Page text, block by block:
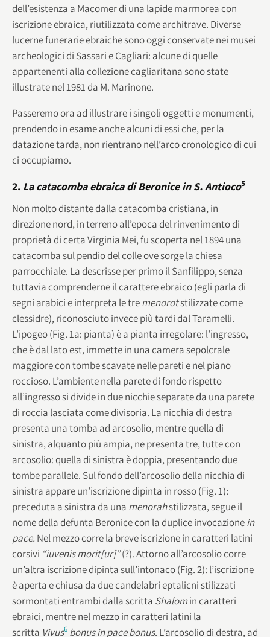
dell’esistenza a Macomer di una lapide marmorea con
iscrizione ebraica, riutilizzata come architrave. Diverse
lucerne funerarie ebraiche sono oggi conservate nei musei
archeologici di Sassari e Cagliari: alcune di quelle
appartenenti alla collezione cagliaritana sono state
illustrate nel 1981 da M. Marinone.
Passeremo ora ad illustrare i singoli oggetti e monumenti,
prendendo in esame anche alcuni di essi che, per la
datazione tarda, non rientrano nell’arco cronologico di cui
ci occupiamo.
2. La catacomba ebraica di Beronice in S. Antioco5
Non molto distante dalla catacomba cristiana, in
direzione nord, in terreno all’epoca del rinvenimento di
proprietà di certa Virginia Mei, fu scoperta nel 1894 una
catacomba sul pendio del colle ove sorge la chiesa
parrocchiale. La descrisse per primo il Sanfilippo, senza
tuttavia comprenderne il carattere ebraico (egli parla di
segni arabici e interpreta le tremenorotstilizzate come
clessidre), riconosciuto invece più tardi dal Taramelli.
L’ipogeo (Fig. 1a: pianta) è a pianta irregolare: l’ingresso,
che è dal lato est, immette in una camera sepolcrale
maggiore con tombe scavate nelle pareti e nel piano
roccioso. L’ambiente nella parete di fondo rispetto
all’ingresso si divide in due nicchie separate da una parete
di roccia lasciata come divisoria. La nicchia di destra
presenta una tomba ad arcosolio, mentre quella di
sinistra, alquanto più ampia, ne presenta tre, tutte con
arcosolio: quella di sinistra è doppia, presentando due
tombe parallele. Sul fondo dell’arcosolio della nicchia di
sinistra appare un’iscrizione dipinta in rosso (Fig. 1):
preceduta a sinistra da una menorahstilizzata, segue il
nome della defunta Beronice con la duplice invocazionein
pace. Nel mezzo corre la breve iscrizione in caratteri latini
corsivi “iuvenis morit[ur]”(?). Attorno all’arcosolio corre
un’altra iscrizione dipinta sull’intonaco (Fig. 2): l’iscrizione
è aperta e chiusa da due candelabri eptalicni stilizzati
sormontati entrambi dalla scritta Shalomin caratteri
ebraici, mentre nel mezzo in caratteri latini la
scritta Vivus6 bonus in pace bonus. L’arcosolio di destra, ad